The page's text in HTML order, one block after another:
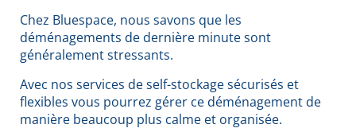
Chez Bluespace, nous savons que les
déménagements de dernière minute sont
généralement stressants.
Avec nos services de self-stockage sécurisés et
flexibles vous pourrez gérer ce déménagement de
manière beaucoup plus calme et organisée.